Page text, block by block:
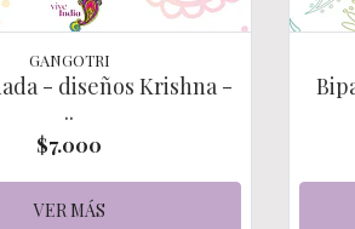
GANGOTRI
- diseños Krishna -
..
$7.000
VER MÁS